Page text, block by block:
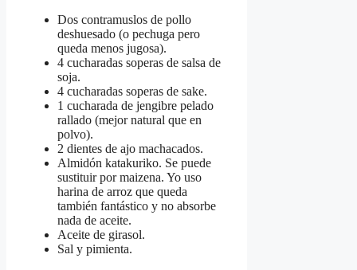
Dos contramuslos de pollo
deshuesado (o pechuga pero
queda menos jugosa).
4 cucharadas soperas de salsa de
soja.
4 cucharadas soperas de sake.
1 cucharada de jengibre pelado
rallado (mejor natural que en
polvo).
2 dientes de ajo machacados.
Almidón katakuriko. Se puede
sustituir por maizena. Yo uso
harina de arroz que queda
también fantástico y no absorbe
nada de aceite.
Aceite de girasol.
Sal y pimienta.